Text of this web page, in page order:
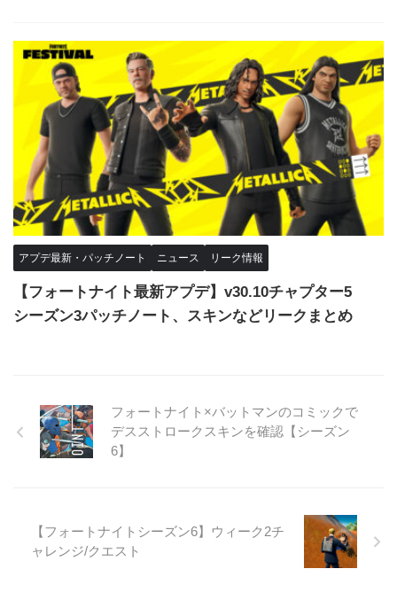
アプデ最新・パッチノート ニュース リーク情報
【フォートナイト最新アプデ】v30.10チャプター5
シーズン3パッチノート、スキンなどリークまとめ
フォートナイト×バットマンのコミックで
デスストロークスキンを確認【シーズン
6】
【フォートナイトシーズン6】ウィーク2チ
ャレンジ/クエスト